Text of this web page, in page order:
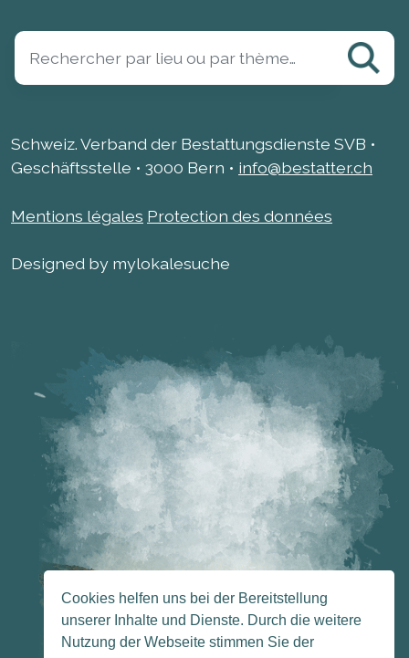
Cookies helfen uns bei der Bereitstellung
unserer Inhalte und Dienste. Durch die weitere
Nutzung der Webseite stimmen Sie der
Schweiz. Verband der Bestattungsdienste SVB •
Geschäftsstelle • 3000 Bern • info@bestatter.ch
Mentions légales Protection des données
Designed by mylokalesuche